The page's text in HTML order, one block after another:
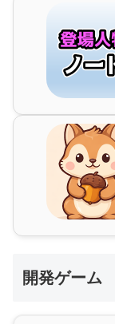
開発ゲーム